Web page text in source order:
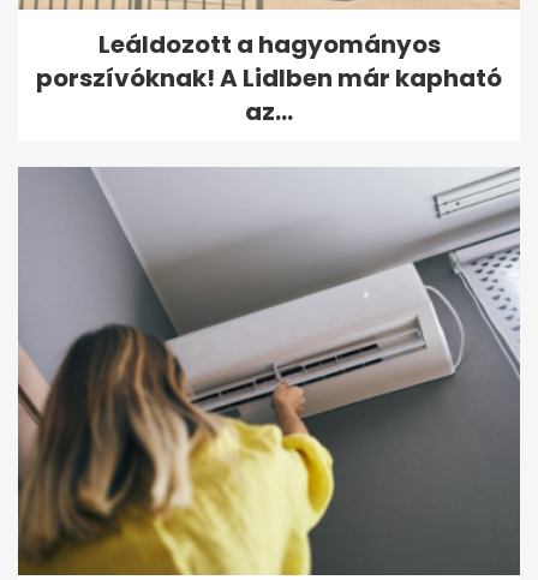
Leáldozott a hagyományos
porszívóknak! A Lidlben már kapható
az...